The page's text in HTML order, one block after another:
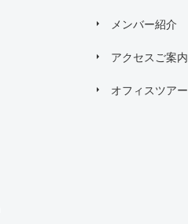
メンバー紹介
アクセスご案内
オフィスツアー